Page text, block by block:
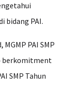
bidang PAI.
PAI SMP
berkomitment
SMP Tahun